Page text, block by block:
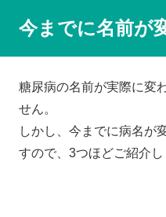
今までに名前が
糖尿病の名前が実際に変
せん。
しかし、今までに病名が
すので、3つほどご紹介し